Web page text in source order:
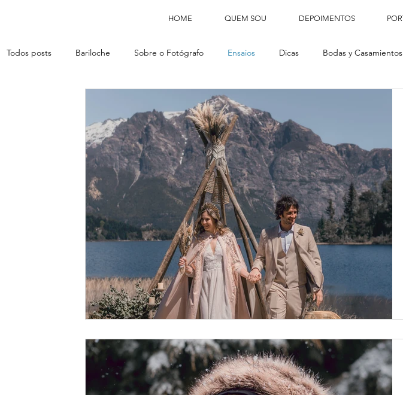
HOME QUEM SOU DEPOIMENTOS
Todos posts Bariloche Sobre o Fotógrafo Ensaios Dicas Bodas y Casamientos